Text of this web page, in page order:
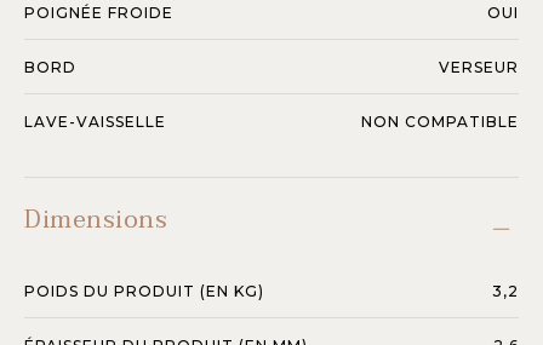
POIGNÉE FROIDE OUI
BORD VERSEUR
LAVE-VAISSELLE NON COMPATIBLE
Dimensions
POIDS DU PRODUIT (EN KG) 3,2